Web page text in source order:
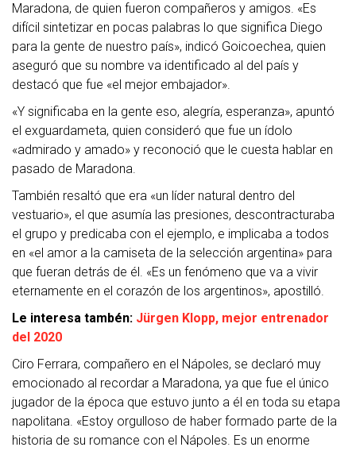
Maradona, de quien fueron compañeros y amigos. «Es
difícil sintetizar en pocas palabras lo que significa Diego
para la gente de nuestro país», indicó Goicoechea, quien
aseguró que su nombre va identificado al del país y
destacó que fue «el mejor embajador».
«Y significaba en la gente eso, alegría, esperanza», apuntó
el exguardameta, quien consideró que fue un ídolo
«admirado y amado» y reconoció que le cuesta hablar en
pasado de Maradona.
También resaltó que era «un líder natural dentro del
vestuario», el que asumía las presiones, descontracturaba
el grupo y predicaba con el ejemplo, e implicaba a todos
en «el amor a la camiseta de la selección argentina» para
que fueran detrás de él. «Es un fenómeno que va a vivir
eternamente en el corazón de los argentinos», apostilló.
Le interesa tambén: Jürgen Klopp, mejor entrenador
del 2020
Ciro Ferrara, compañero en el Nápoles, se declaró muy
emocionado al recordar a Maradona, ya que fue el único
jugador de la época que estuvo junto a él en toda su etapa
napolitana. «Estoy orgulloso de haber formado parte de la
historia de su romance con el Nápoles. Es un enorme